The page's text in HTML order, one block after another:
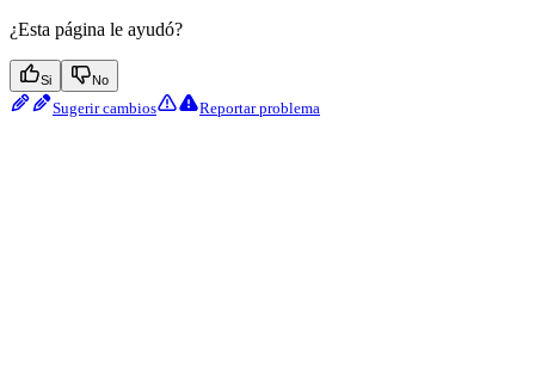
¿Esta página le ayudó?
Si No
Sugerir cambios Reportar problema